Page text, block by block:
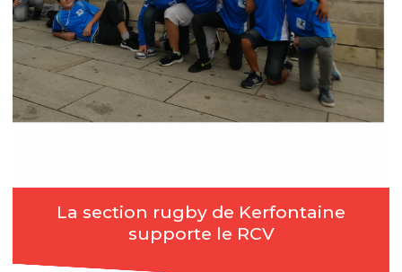
La section rugby de Kerfontaine
supporte le RCV